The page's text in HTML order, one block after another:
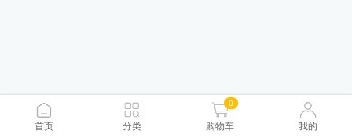
首页 分类
0
购物车 我的